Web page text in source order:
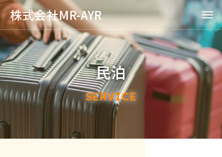
株式会社MR-AYR
民泊
SERVICE